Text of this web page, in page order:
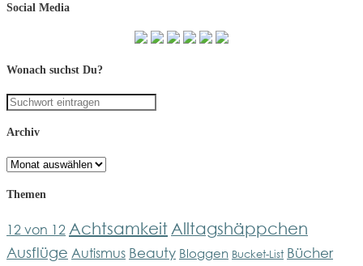
Social Media
Wonach suchst Du?
Archiv
Archiv
Themen
12 von 12 Achtsamkeit Alltagshäppchen
Ausflüge Autismus Beauty Bloggen Bucket-List Bücher